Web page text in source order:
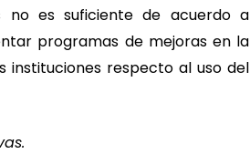
no es suficiente de acuerdo a
programas de mejoras en la
instituciones respecto al uso del